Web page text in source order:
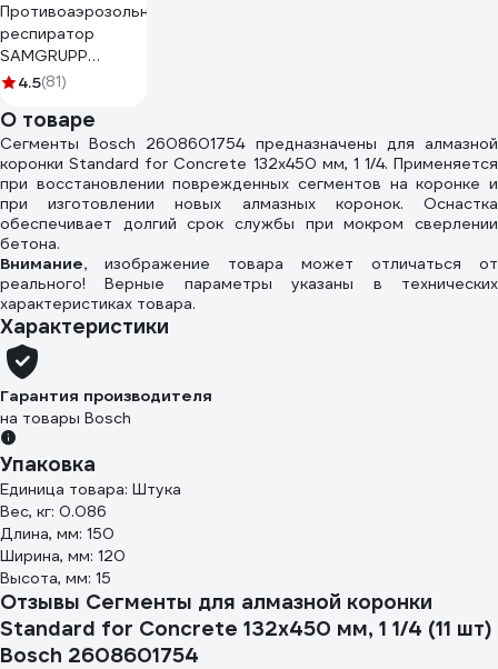
Противоаэрозольный
респиратор
SAMGRUPP
бриз-1106м ffp3 с
07201106М
4.5(81)
О товаре
Сегменты Bosch 2608601754 предназначены для алмазной
коронки Standard for Concrete 132x450 мм, 1 1/4. Применяется
при восстановлении поврежденных сегментов на коронке и
при изготовлении новых алмазных коронок. Оснастка
обеспечивает долгий срок службы при мокром сверлении
бетона.
Внимание, изображение товара может отличаться от
реального! Верные параметры указаны в технических
характеристиках товара.
Характеристики
Гарантия производителя
на товары Bosch
Упаковка
Единица товара: Штука
Вес, кг: 0.086
Длина, мм: 150
Ширина, мм: 120
Высота, мм: 15
Отзывы Сегменты для алмазной коронки
Standard for Concrete 132x450 мм, 1 1/4 (11 шт)
Bosch 2608601754